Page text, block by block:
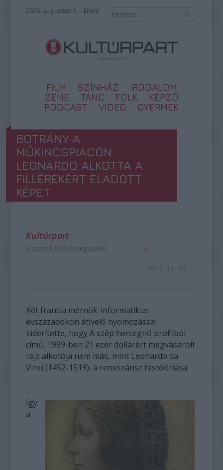
2026. augusztus 9. – Emőd
FILM SZÍNHÁZ
IRODALOM
ZENE
TÁNC FOLK
KÉPZŐ
PODCAST
VIDEÓ GYERMEK
BOTRÁNY A
MŰKINCSPIACON:
LEONARDO ALKOTTA A
FILLÉREKÉRT ELADOTT
KÉPET
Kultúrpart
a szerző friss bejegyzései
2011. 11. 05.
Két francia mérnök-informatikus
évszázadokon átívelő nyomozással
kiderítette, hogy A szép hercegnő profilból
című, 1999-ben 21 ezer dollárért megvásárolt
rajz alkotója nem más, mint Leonardo da
Vinci (1452-1519), a reneszánsz festőóriása.
Így
a